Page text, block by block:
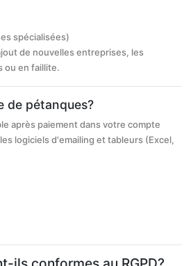
spécialisées)
de nouvelles entreprises, les
ou en faillite.
de pétanques?
après paiement dans votre compte
logiciels d'emailing et tableurs (Excel,